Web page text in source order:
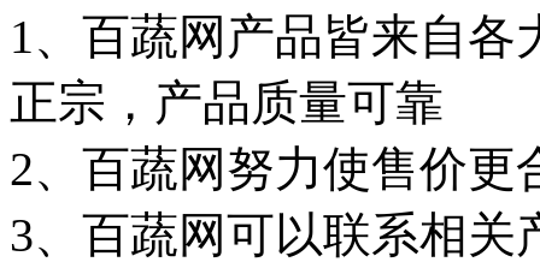
1、百蔬网产品皆来自
正宗，产品质量可靠
2、百蔬网努力使售价更
3、百蔬网可以联系相